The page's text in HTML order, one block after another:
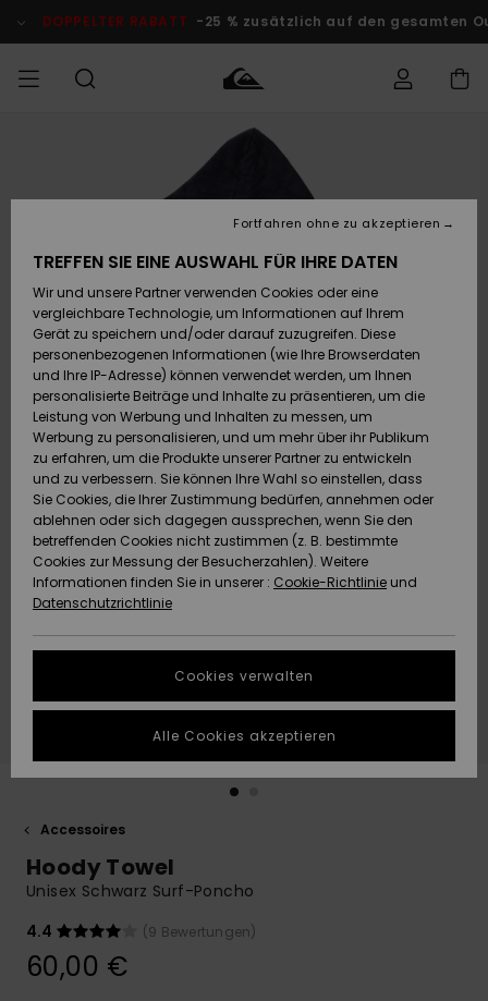
Produktinformation
DOPPELTER RABATT -25 % zusätzlich auf den gesamten
Kleidung
Accessoires
Schuhe&
Flip-Flops
Surf
Snow
Brandneu
Highlights
Kleidung
Accessoires
Schuhe&
Flip-Flops
Surf
Snow
Brandneu
Highlights
FRAUEN
Shop
Brandneu
Highlights
Snow
SURF
Surf Shop
Männer
Kinder
Highlights
Community
SNOW
Snow Shop
Männer
Snow Shop
Kinder
Snow Shop
Damen
Highlights
Community
DOPPELTER
RABATT
Outlet
Herren
KINDER
Outlet
Frauen
HILFE & KONTAKT
Auf meine
Bestellung
zugreifen
Retouren
Bezahlung
Geschenkkarte
Quiksilver
Freedom
Datenschutz
Starten Sie eine
um die
schnellste
Antwort auf Ihre
erhalten.
Finden Sie
die häufigsten
Fragen sowie
NACHHALTIGKEIT
SHOPS
QUIKSILVER APP
WUNSCHLISTE
Accessoires
Hoody Towel
Unisex Schwarz Surf-Poncho
4.4
(9 Bewertungen)
60,00 €
TREFFEN SIE EINE AUSWAHL FÜR IHRE DATEN
Wir und unsere Partner verwenden Cookies oder eine
vergleichbare Technologie, um Informationen auf Ihrem
Gerät zu speichern und/oder darauf zuzugreifen. Diese
personenbezogenen Informationen (wie Ihre Browserdaten
und Ihre IP-Adresse) können verwendet werden, um Ihnen
personalisierte Beiträge und Inhalte zu präsentieren, um die
Leistung von Werbung und Inhalten zu messen, um
Werbung zu personalisieren, und um mehr über ihr Publikum
zu erfahren, um die Produkte unserer Partner zu entwickeln
und zu verbessern. Sie können Ihre Wahl so einstellen, dass
Sie Cookies, die Ihrer Zustimmung bedürfen, annehmen oder
ablehnen oder sich dagegen aussprechen, wenn Sie den
betreffenden Cookies nicht zustimmen (z. B. bestimmte
Cookies zur Messung der Besucherzahlen). Weitere
Informationen finden Sie in unserer : Cookie-Richtlinie und
Datenschutzrichtlinie
Cookies verwalten
Fortfahren ohne zu akzeptieren
Alle Cookies akzeptieren